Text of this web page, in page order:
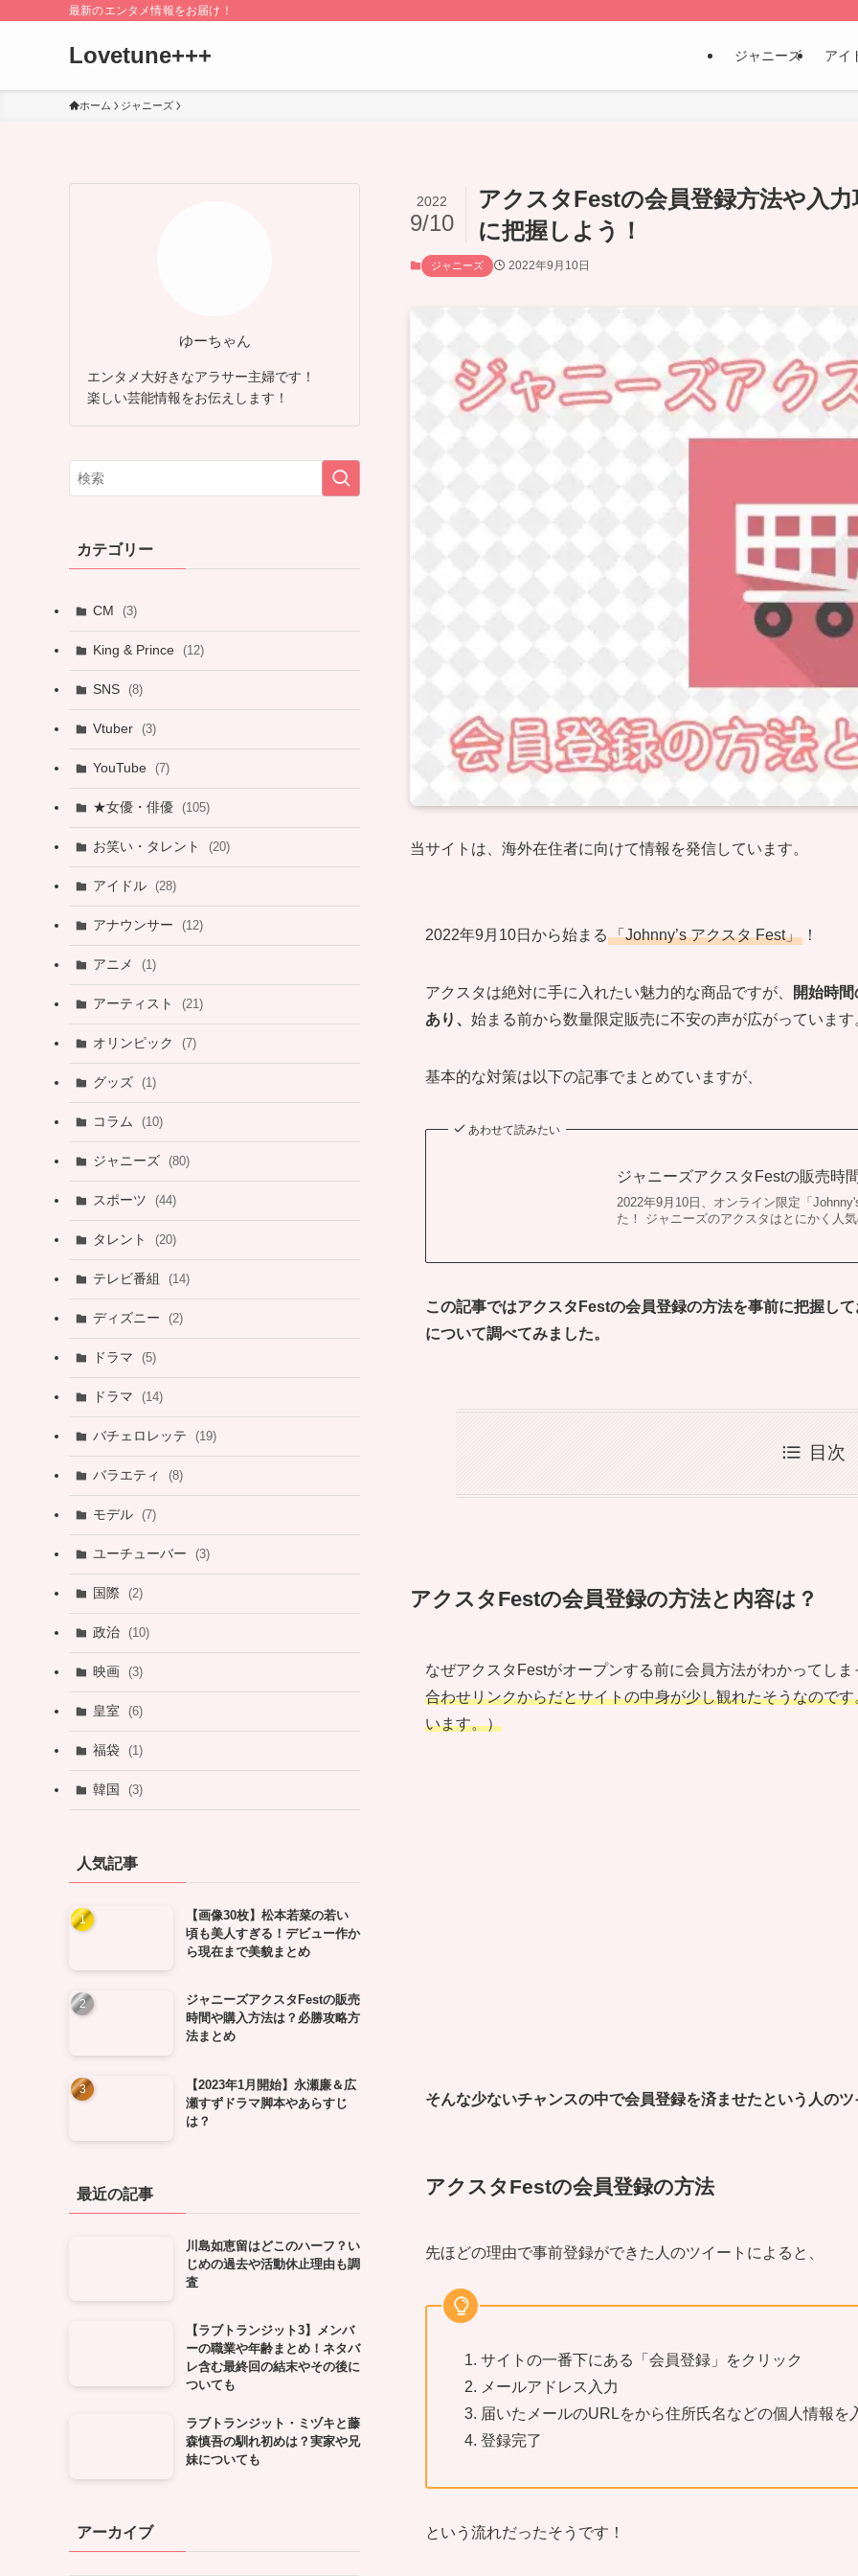
最新のエンタメ情報をお届け！
Lovetune+++ ジャニーズ アイ
ホーム ジャニーズ
アクスタFestの会員登録方法や入
に把握しよう！
2022
9/10
ジャニーズ 2022年9月10日
当サイトは、海外在住者に向けて情報を発信しています。
2022年9月10日から始まる 「Johnny’s アクスタ Fest」 ！
アクスタは絶対に手に入れたい魅力的な商品ですが、
開始時
あり、 始まる前から数量限定販売に不安の声が広がっています
基本的な対策は以下の記事でまとめていますが、
あわせて読みたい
ジャニーズアクスタFestの販売時
2022年9月10日、オンライン限定「
た！ ジャニーズのアクスタはとにかく人
この記事ではアクスタFestの会員登録の方法を事前に把握し
について調べてみました。
目次
アクスタFestの会員登録の方法と内容は？
なぜアクスタFestがオープンする前に会員方法がわかってし
合わせリンクからだとサイトの中身が少し観れたそうなので
います。）
そんな少ないチャンスの中で会員登録を済ませたという人の
アクスタFestの会員登録の方法
先ほどの理由で事前登録ができた人のツイートによると、
サイトの一番下にある「 会員登録」
をクリック
メールアドレス入力
届いたメールのURLをから住所氏名などの個人情報を
登録完了
という流れだったそうです！
ゆーちゃん
エンタメ大好きなアラサー主婦です！
楽しい芸能情報をお伝えします！
カテゴリー
CM (3)
King & Prince (12)
SNS (8)
Vtuber (3)
YouTube (7)
★女優・俳優 (105)
お笑い・タレント (20)
アイドル (28)
アナウンサー (12)
アニメ (1)
アーティスト (21)
オリンピック (7)
グッズ (1)
コラム (10)
ジャニーズ (80)
スポーツ (44)
タレント (20)
テレビ番組 (14)
ディズニー (2)
ドラマ (5)
ドラマ (14)
バチェロレッテ (19)
バラエティ (8)
モデル (7)
ユーチューバー (3)
国際 (2)
政治 (10)
映画 (3)
皇室 (6)
福袋 (1)
韓国 (3)
人気記事
【画像30枚】松本若菜の若い
頃も美人すぎる！デビュー作か
ら現在まで美貌まとめ
ジャニーズアクスタFestの販売
時間や購入方法は？必勝攻略方
法まとめ
【2023年1月開始】永瀬廉＆広
瀬すずドラマ脚本やあらすじ
は？
最近の記事
川島如恵留はどこのハーフ？い
じめの過去や活動休止理由も調
査
【ラブトランジット3】メンバ
ーの職業や年齢まとめ！ネタバ
レ含む最終回の結末やその後に
ついても
ラブトランジット・ミヅキと藤
森慎吾の馴れ初めは？実家や兄
妹についても
アーカイブ